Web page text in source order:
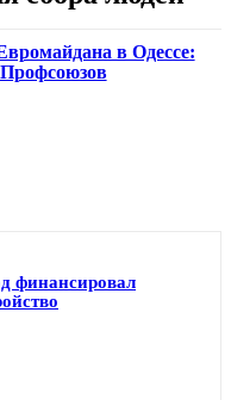
в Одессе:
финансировал